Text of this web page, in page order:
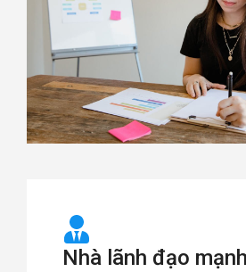
Nhà lãnh đạo